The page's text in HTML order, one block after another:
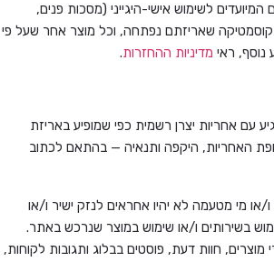
המיועדים לשימוש אישי-היגייני (מסכות פנים,
קוסמטיקה שאריזתם נפתחה, וכל מוצר אחר שעל פי
נוסף, ראי מדיניות ההחזרות.
עם אחריות יצרן רשמית כפי שמופיע באריזת
האחריות, היקפה ותנאיה — בהתאם לכתוב
או מי מטעמה לא יהיו אחראים לנזק ישיר ו/או
בשירותים ו/או שימוש במוצר שנרכש באתר.
חוות דעת, פוסטים בבלוג ותגובות לקוחות,